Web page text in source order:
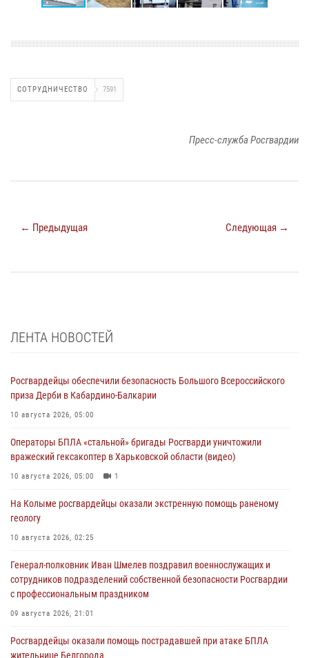
СОТРУДНИЧЕСТВО 7591
Пресс-служба Росгвардии
← Предыдущая Следующая →
ЛЕНТА НОВОСТЕЙ
Росгвардейцы обеспечили безопасность Большого Всероссийского
приза Дерби в Кабардино-Балкарии
10 августа 2026, 05:00
Операторы БПЛА «стальной» бригады Росгварди уничтожили
вражеский гексакоптер в Харьковской области (видео)
10 августа 2026, 05:00 1
На Колыме росгвардейцы оказали экстренную помощь раненому
геологу
10 августа 2026, 02:25
Генерал-полковник Иван Шмелев поздравил военнослужащих и
сотрудников подразделений собственной безопасности Росгвардии
с профессиональным праздником
09 августа 2026, 21:01
Росгвардейцы оказали помощь пострадавшей при атаке БПЛА
жительнице Белгорода